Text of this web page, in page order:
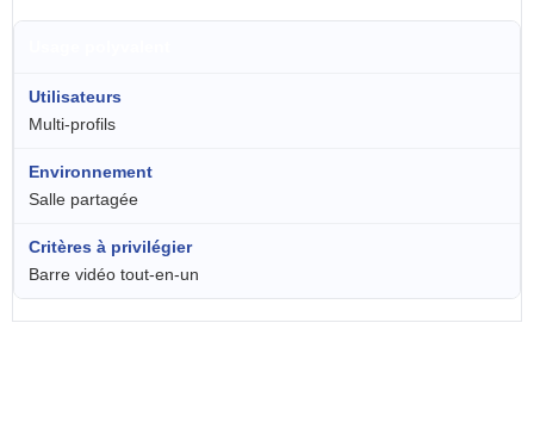
Multi-profils
Salle partagée
Barre vidéo tout-en-un